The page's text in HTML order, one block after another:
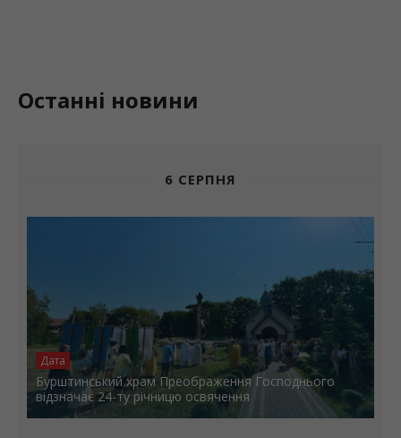
Останні новини
6 СЕРПНЯ
Дата
Бурштинський храм Преображення Господнього
відзначає 24-ту річницю освячення